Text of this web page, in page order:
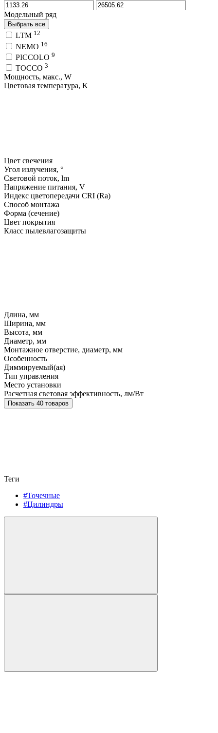
Модельный ряд
Выбрать все
LTM 12
NEMO 16
PICCOLO 9
TOCCO 3
Мощность, макс., W
Цветовая температура, K
Цвет свечения
Угол излучения, °
Световой поток, lm
Напряжение питания, V
Индекс цветопередачи CRI (Ra)
Способ монтажа
Форма (сечение)
Цвет покрытия
Класс пылевлагозащиты
Длина, мм
Ширина, мм
Высота, мм
Диаметр, мм
Монтажное отверстие, диаметр, мм
Особенность
Диммируемый(ая)
Тип управления
Место установки
Расчетная световая эффективность, лм/Вт
Показать 40 товаров
Теги
#Точечные
#Цилиндры